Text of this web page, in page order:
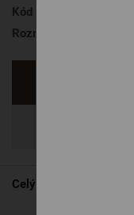
Kód produktu
Rozmer
Celý popis